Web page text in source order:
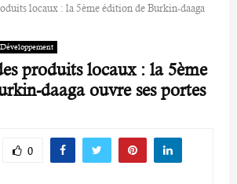
locaux : la 5ème édition de Burkin-daaga
produits locaux : la 5ème
daaga ouvre ses portes
0